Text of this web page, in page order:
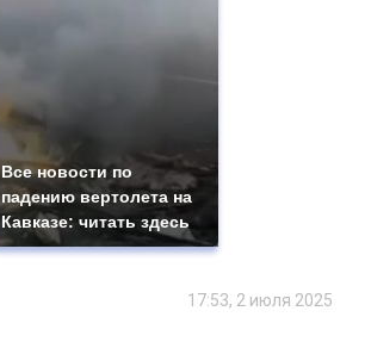
Все новости по
падению вертолета на
Кавказе: читать здесь
17:53, 2 июля 2025